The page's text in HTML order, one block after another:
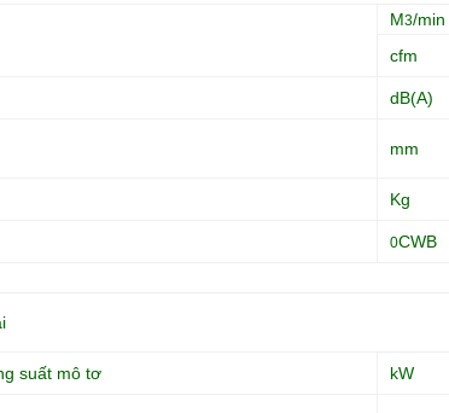
M3/min
cfm
dB(A)
mm
Kg
0CWB
suất mô tơ
kW